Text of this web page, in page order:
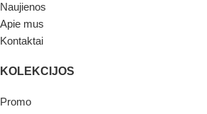
Naujienos
Apie mus
Kontaktai
KOLEKCIJOS
Promo